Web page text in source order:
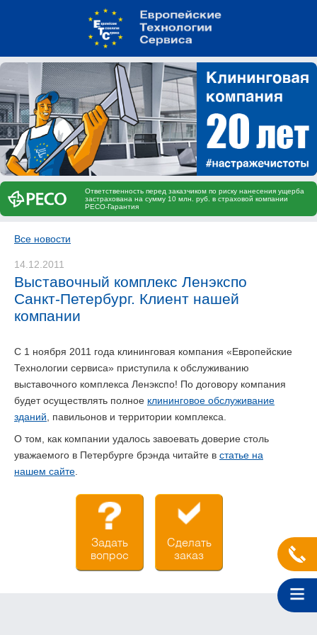
Ответственность перед заказчиком по риску нанесения ущерба
застрахована на сумму 10 млн. руб. в страховой компании
РЕСО-Гарантия
Все новости
14.12.2011
Выставочный комплекс Ленэкспо
Санкт-Петербург. Клиент нашей
компании
С 1 ноября 2011 года клининговая компания «Европейские
Технологии сервиса» приступила к обслуживанию
выставочного комплекса Ленэкспо! По договору компания
будет осуществлять полное клининговое обслуживание
зданий , павильонов и территории комплекса.
О том, как компании удалось завоевать доверие столь
уважаемого в Петербурге брэнда читайте в статье на
нашем сайте
Задать
вопрос
Сделать
заказ